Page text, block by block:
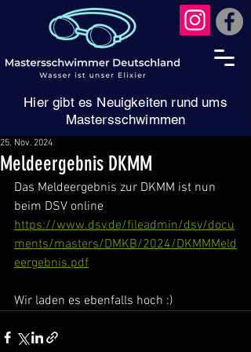
Hier gibt es Neuigkeiten rund ums
Mastersschwimmen
Meldeergebnis DKMM
25. Nov. 2024
Das Meldeergebnis zur DKMM ist nun
beim DSV online
https://www.dsv.de/fileadmin/dsv/docu
ments/masters/DMKB/2024/DKMMMeld
eergebnis.pdf
Wir laden es ebenfalls hoch :)